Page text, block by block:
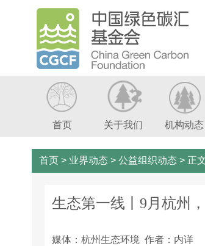
首页 关于我们 机构动态
首页 > 业界动态 > 公益组织动态 > 正
生态第一线丨9月杭州
媒体：杭州生态环境 作者：内详